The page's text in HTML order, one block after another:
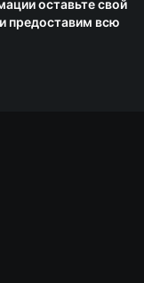
оставьте свой
предоставим всю